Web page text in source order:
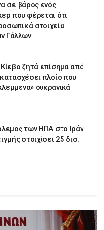
σε βάρος ενός
που φέρεται ότι
στοιχεία
Γάλλων
ζητά επίσημα από
πλοίο που
ουκρανικά
των ΗΠΑ στο Ιράν
στοιχίσει 25 δισ.